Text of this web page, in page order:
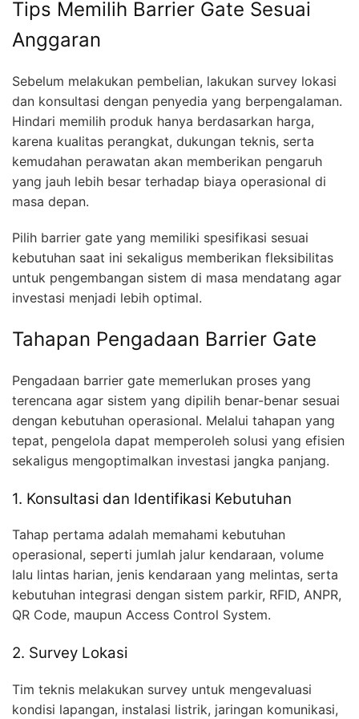
Tips Memilih Barrier Gate Sesuai
Anggaran
Sebelum melakukan pembelian, lakukan survey lokasi
dan konsultasi dengan penyedia yang berpengalaman.
Hindari memilih produk hanya berdasarkan harga,
karena kualitas perangkat, dukungan teknis, serta
kemudahan perawatan akan memberikan pengaruh
yang jauh lebih besar terhadap biaya operasional di
masa depan.
Pilih barrier gate yang memiliki spesifikasi sesuai
kebutuhan saat ini sekaligus memberikan fleksibilitas
untuk pengembangan sistem di masa mendatang agar
investasi menjadi lebih optimal.
Tahapan Pengadaan Barrier Gate
Pengadaan barrier gate memerlukan proses yang
terencana agar sistem yang dipilih benar-benar sesuai
dengan kebutuhan operasional. Melalui tahapan yang
tepat, pengelola dapat memperoleh solusi yang efisien
sekaligus mengoptimalkan investasi jangka panjang.
1. Konsultasi dan Identifikasi Kebutuhan
Tahap pertama adalah memahami kebutuhan
operasional, seperti jumlah jalur kendaraan, volume
lalu lintas harian, jenis kendaraan yang melintas, serta
kebutuhan integrasi dengan sistem parkir, RFID, ANPR,
QR Code, maupun Access Control System.
2. Survey Lokasi
Tim teknis melakukan survey untuk mengevaluasi
kondisi lapangan, instalasi listrik, jaringan komunikasi,